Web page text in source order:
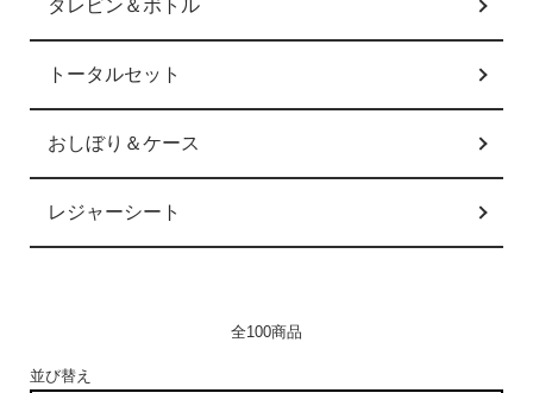
タレビン＆ボトル
トータルセット
おしぼり＆ケース
レジャーシート
全100商品
並び替え